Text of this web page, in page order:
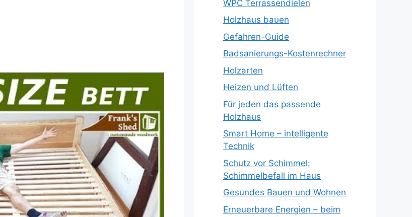
WPC Terrassendielen
Holzhaus bauen
Gefahren-Guide
Badsanierungs-Kostenrechner
Holzarten
Heizen und Lüften
Für jeden das passende
Holzhaus
Smart Home – intelligente
Technik
Schutz vor Schimmel:
Schimmelbefall im Haus
Gesundes Bauen und Wohnen
Erneuerbare Energien – beim